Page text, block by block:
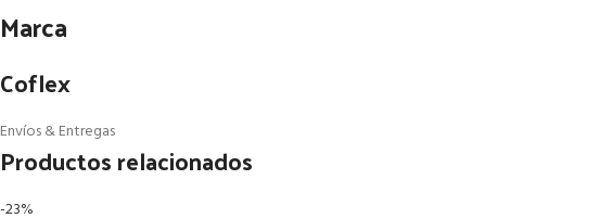
Marca
Coflex
Envíos & Entregas
Productos relacionados
-23%